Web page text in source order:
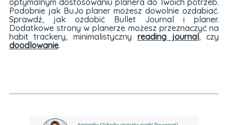
optymalnym dostosowaniu planera do Twoich potrzeb.
Podobnie jak BuJo planer możesz dowolnie ozdabiać.
Sprawdź, jak ozdobić Bullet Journal i planer.
Dodatkowe strony w planerze możesz przeznaczyć na
habit trackery, minimalistyczny reading journal, czy
doodlowanie.